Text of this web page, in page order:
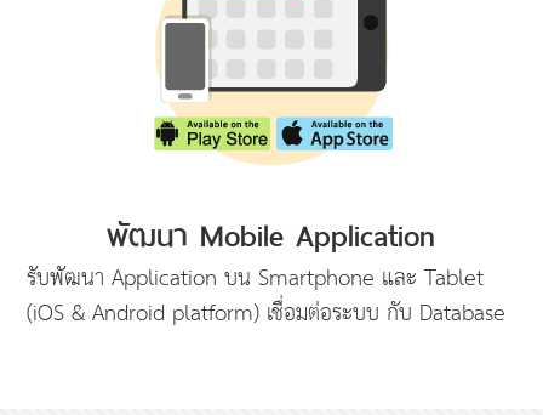
พัฒนา Mobile Application
รับพัฒนา Application บน Smartphone และ Tablet
(iOS & Android platform) เชื่อมต่อระบบ กับ Database